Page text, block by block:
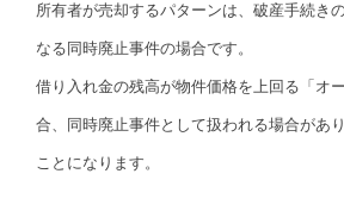
所有者が売却するパターンは、破産手続き
なる同時廃止事件の場合です。
借り入れ金の残高が物件価格を上回る「オ
合、同時廃止事件として扱われる場合があ
ことになります。